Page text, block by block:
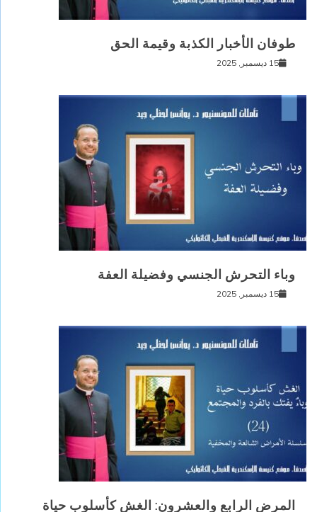
طوفان الأخبار الكذبة وقيمة الحق
15 ديسمبر, 2025
وباء التحرش الجنسي وفضيلة العفة
15 ديسمبر, 2025
المرض الرابع والعشرون: الغش كأسلوب حياة